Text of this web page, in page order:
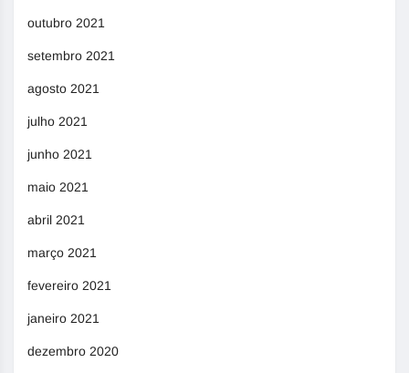
outubro 2021
setembro 2021
agosto 2021
julho 2021
junho 2021
maio 2021
abril 2021
março 2021
fevereiro 2021
janeiro 2021
dezembro 2020